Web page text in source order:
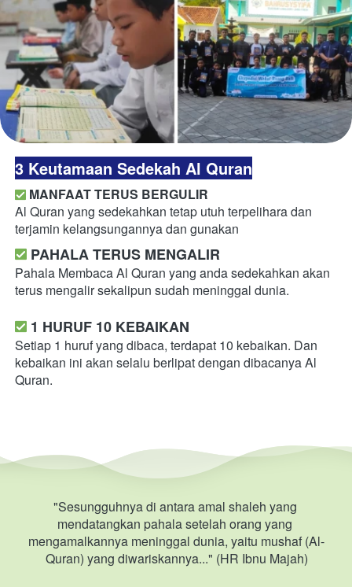
3 Keutamaan Sedekah Al Quran
MANFAAT TERUS BERGULIR
Al Quran yang sedekahkan tetap utuh terpelihara dan
terjamin kelangsungannya dan gunakan
PAHALA TERUS MENGALIR
Pahala Membaca Al Quran yang anda sedekahkan akan
terus mengalir sekalipun sudah meninggal dunia.
1 HURUF 10 KEBAIKAN
Setiap 1 huruf yang dibaca, terdapat 10 kebaikan. Dan
kebaikan ini akan selalu berlipat dengan dibacanya Al
Quran.
"Sesungguhnya di antara amal shaleh yang
mendatangkan pahala setelah orang yang
mengamalkannya meninggal dunia, yaitu mushaf (Al-
Quran) yang diwariskannya..." (HR Ibnu Majah)